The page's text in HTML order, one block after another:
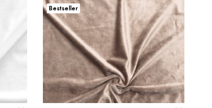
Bestseller